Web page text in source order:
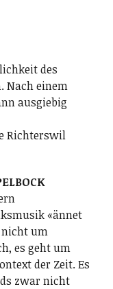
des
Nach einem
ausgiebig
Richterswil
«ännet
nicht um
es geht um
der Zeit. Es
zwar nicht